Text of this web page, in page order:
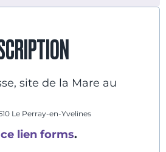
site de la Mare au
Le Perray-en-Yvelines
ce lien forms.